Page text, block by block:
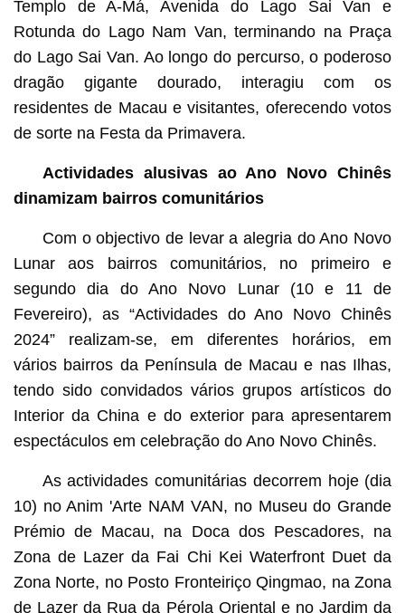
Templo de A-Má, Avenida do Lago Sai Van e
Rotunda do Lago Nam Van, terminando na Praça
do Lago Sai Van. Ao longo do percurso, o poderoso
dragão gigante dourado, interagiu com os
residentes de Macau e visitantes, oferecendo votos
de sorte na Festa da Primavera.
Actividades alusivas ao Ano Novo Chinês
dinamizam bairros comunitários
Com o objectivo de levar a alegria do Ano Novo
Lunar aos bairros comunitários, no primeiro e
segundo dia do Ano Novo Lunar (10 e 11 de
Fevereiro), as “Actividades do Ano Novo Chinês
2024” realizam-se, em diferentes horários, em
vários bairros da Península de Macau e nas Ilhas,
tendo sido convidados vários grupos artísticos do
Interior da China e do exterior para apresentarem
espectáculos em celebração do Ano Novo Chinês.
As actividades comunitárias decorrem hoje (dia
10) no Anim 'Arte NAM VAN, no Museu do Grande
Prémio de Macau, na Doca dos Pescadores, na
Zona de Lazer da Fai Chi Kei Waterfront Duet da
Zona Norte, no Posto Fronteiriço Qingmao, na Zona
de Lazer da Rua da Pérola Oriental e no Jardim da